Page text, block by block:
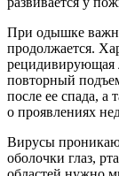
При одышке
продолжается.
рецидивирующая
повторный
после ее спада, а
о проявлениях
Вирусы
оболочки глаз,